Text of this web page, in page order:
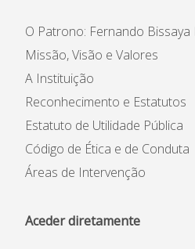
O Patrono: Fernando
Missão, Visão e Valores
A Instituição
Reconhecimento e Estatutos
Estatuto de Utilidade Pública
Código de Ética e de Conduta
Áreas de Intervenção
Aceder diretamente